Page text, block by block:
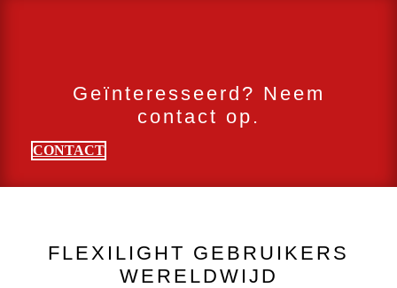
Geïnteresseerd? Neem
contact op.
CONTACT
FLEXILIGHT GEBRUIKERS
WERELDWIJD